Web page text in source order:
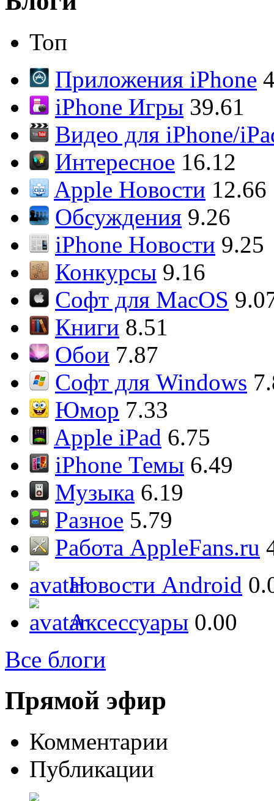
Топ
Приложения iPhone
iPhone Игры 39.61
Видео для iPhone/
Интересное 16.12
Apple Новости 12.66
Обсуждения 9.26
iPhone Новости 9.25
Конкурсы 9.16
Софт для MacOS
Книги 8.51
Обои 7.87
Софт для Windows
Юмор 7.33
Apple iPad 6.75
iPhone Темы 6.49
Музыка 6.19
Разное 5.79
Работа AppleFans.ru
Новости Android
Аксессуары 0.00
Все блоги
Прямой эфир
Комментарии
Публикации